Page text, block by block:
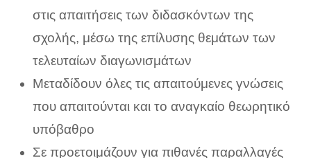
στις απαιτήσεις των διδασκόντων της
σχολής, μέσω της επίλυσης θεμάτων των
τελευταίων διαγωνισμάτων
Μεταδίδουν όλες τις απαιτούμενες γνώσεις
που απαιτούνται και το αναγκαίο θεωρητικό
υπόβαθρο
Σε προετοιμάζουν για πιθανές παραλλαγές